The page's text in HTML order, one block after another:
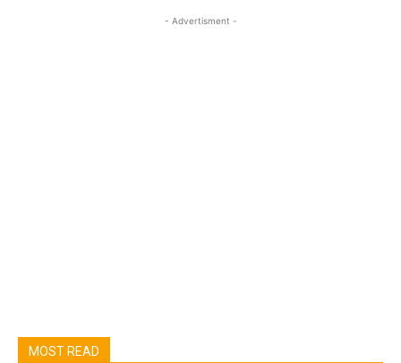
- Advertisment -
MOST READ